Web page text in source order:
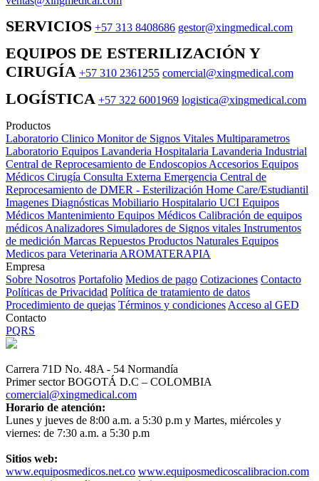
SERVICIOS +57 313 8408686 gestor@xingmedical.com
EQUIPOS DE ESTERILIZACIÓN Y
CIRUGÍA +57 310 2361255 comercial@xingmedical.com
LOGÍSTICA +57 322 6001969 logistica@xingmedical.com
Productos
Laboratorio Clinico Monitor de Signos Vitales Multiparametros
Laboratorio Equipos Lavanderia Hospitalaria Lavanderia Industrial
Central de Reprocesamiento de Endoscopios Accesorios Equipos
Médicos Cirugía Consulta Externa Emergencia Central de
Reprocesamiento de DMER - Esterilización Home Care/Estudiantil
Imagenes Diagnósticas Mobiliario Hospitalario UCI Equipos
Médicos Mantenimiento Equipos Médicos Calibración de equipos
médicos Analizadores Simuladores de Signos vitales Instrumentos
de medición Marcas Repuestos Productos Naturales Equipos
Medicos para Veterinaria AROMATERAPIA
Empresa
Sobre Nosotros Portafolio Medios de pago Cotizaciones Contacto
Políticas de Privacidad Política de tratamiento de datos
Procedimiento de quejas Términos y condiciones Acceso al GED
Contacto
PQRS
Carrera 71D No. 48A - 54 Normandía
Primer sector BOGOTÁ D.C – COLOMBIA
comercial@xingmedical.com
Horario de atención:
Lunes y jueves de 8:00 a.m. a 5:30 p.m y Martes, miércoles y
viernes: de 7:30 a.m. a 5:30 p.m
Sitios web:
www.equiposmedicos.net.co www.equiposmedicoscalibracion.com